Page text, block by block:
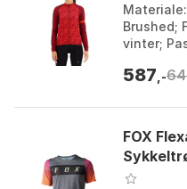
Brushed;
vinter;
XXL.
587 ,-
FOX